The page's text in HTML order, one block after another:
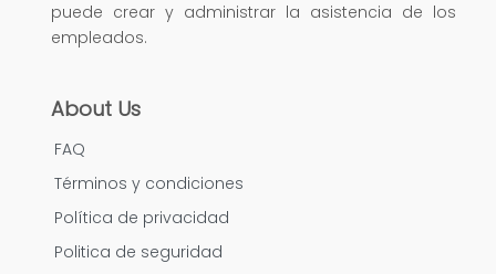
puede crear y administrar la asistencia de los
empleados.
About Us
FAQ
Términos y condiciones
Política de privacidad
Politica de seguridad